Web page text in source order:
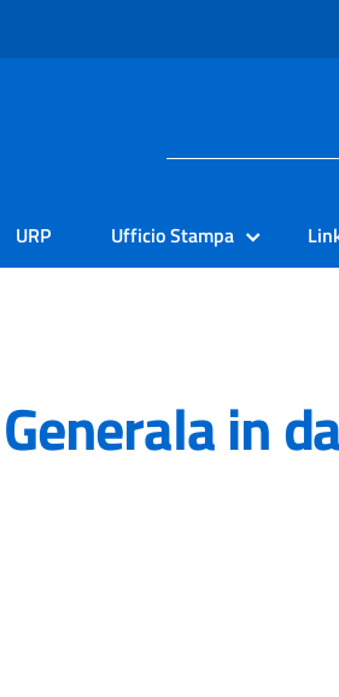
URP Ufficio Stampa
in